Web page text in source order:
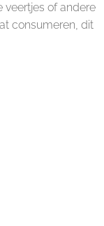
veertjes of andere
consumeren, dit